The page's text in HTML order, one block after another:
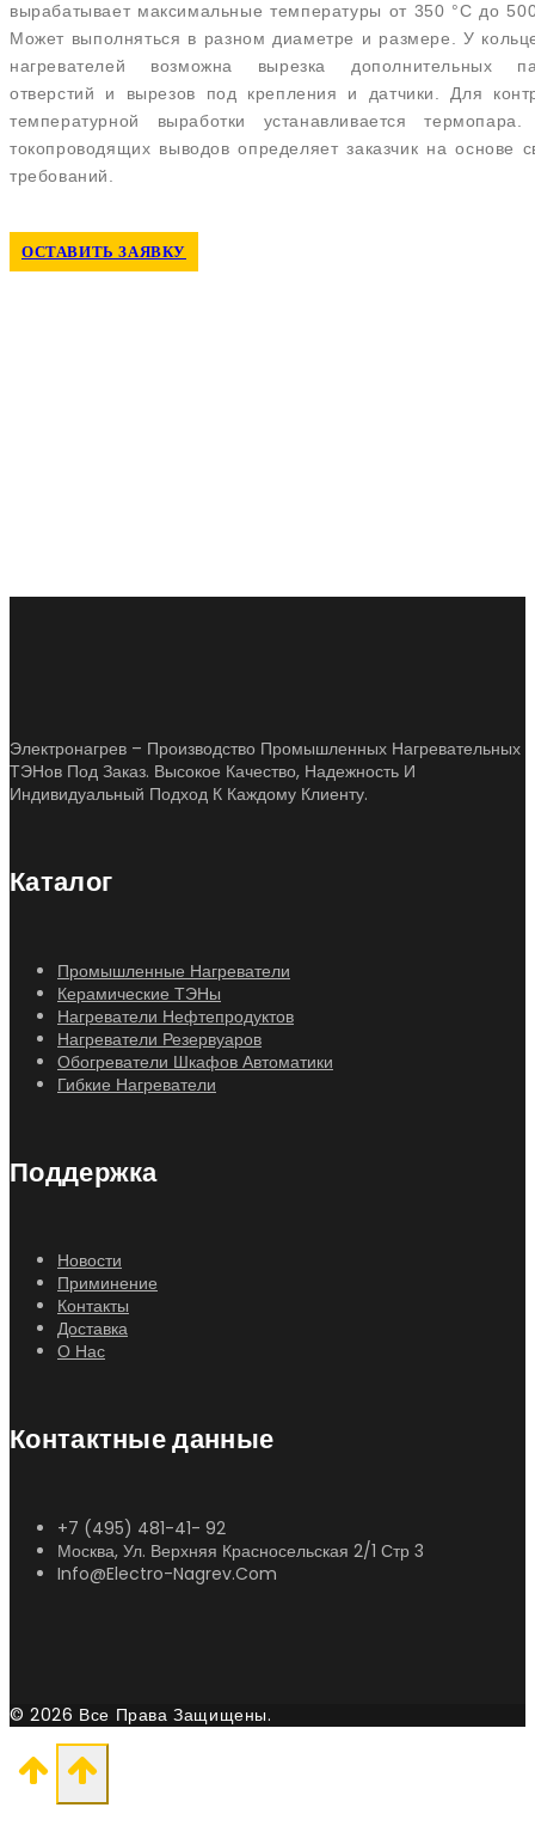
вырабатывает максимальные температуры от 350 °C до
Может выполняться в разном диаметре и размере. У
нагревателей возможна вырезка дополнительных
отверстий и вырезов под крепления и датчики. Для
температурной выработки устанавливается
токопроводящих выводов определяет заказчик на основе
требований.
ОСТАВИТЬ ЗАЯВКУ
Электронагрев – Производство Промышленных Нагревательных
ТЭНов Под Заказ. Высокое Качество, Надежность И
Индивидуальный Подход К Каждому Клиенту.
Каталог
Промышленные Нагреватели
Керамические ТЭНы
Нагреватели Нефтепродуктов
Нагреватели Резервуаров
Обогреватели Шкафов Автоматики
Гибкие Нагреватели
Поддержка
Новости
Приминение
Контакты
Доставка
О Нас
Контактные данные
+7 (495) 481-41- 92
Москва, Ул. Верхняя Красносельская 2/1 Стр 3
Info@electro-Nagrev.com
© 2026 Все Права Защищены.